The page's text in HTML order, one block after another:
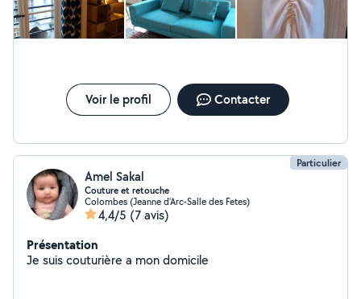
Voir le profil Contacter
Particulier
Amel Sakal
Couture et retouche
Colombes (Jeanne d'Arc-Salle des Fetes)
4,4/5 (7 avis)
Présentation
Je suis couturière a mon domicile